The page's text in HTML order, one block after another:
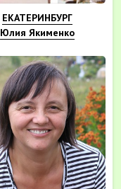
ЕКАТЕРИНБУРГ
Юлия Якименко